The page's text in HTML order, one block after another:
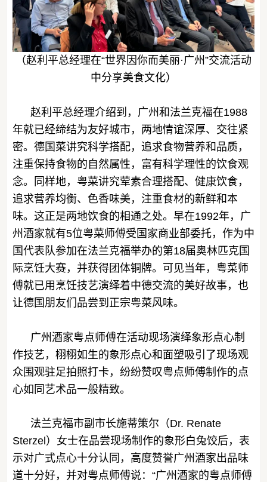
（赵利平总经理在“世界因你而美丽·广州”交流活动
中分享美食文化）
赵利平总经理介绍到，广州和法兰克福在1988
年就已经缔结为友好城市，两地情谊深厚、交往紧
密。德国菜讲究科学搭配，追求食物营养和品质，
注重保持食物的自然属性，富有科学理性的饮食观
念。同样地，粤菜讲究荤素合理搭配、健康饮食，
追求营养均衡、色香味美，注重食材的新鲜和本
味。这正是两地饮食的相通之处。早在1992年，广
州酒家就有5位粤菜师傅受国家商业部委托，作为中
国代表队参加在法兰克福举办的第18届奥林匹克国
际烹饪大赛，并获得团体铜牌。可见当年，粤菜师
傅就已用烹饪技艺演绎着中德交流的美好故事，也
让德国朋友们品尝到正宗粤菜风味。
广州酒家粤点师傅在活动现场演绎象形点心制
作技艺，栩栩如生的象形点心和面塑吸引了现场观
众围观驻足拍照打卡，纷纷赞叹粤点师傅制作的点
心如同艺术品一般精致。
法兰克福市副市长施蒂策尔（Dr. Renate
Sterzel）女士在品尝现场制作的象形白兔饺后，表
示对广式点心十分认同，高度赞誉广州酒家出品味
道十分好，并对粤点师傅说：“广州酒家的粤点师傅